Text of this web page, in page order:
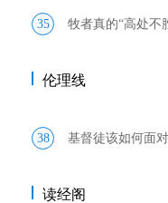
35 牧者真的“高处不
伦理线
38 基督徒该如何面
读经阁